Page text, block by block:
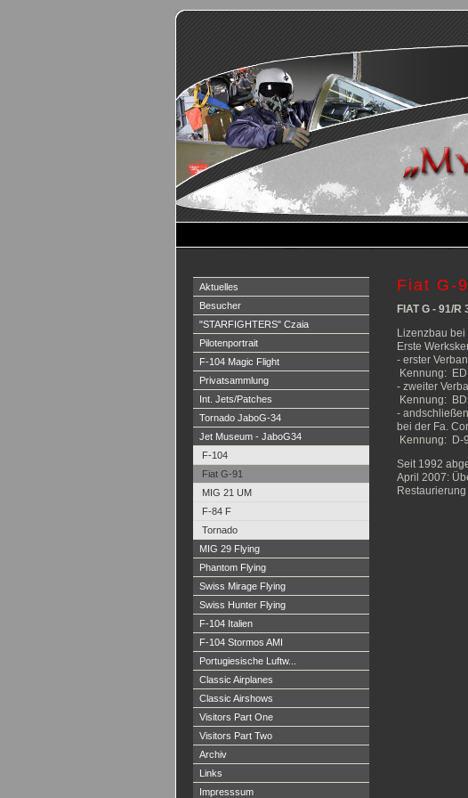
Aktuelles
Besucher
"STARFIGHTERS" Czaia
Pilotenportrait
F-104 Magic Flight
Privatsammlung
Int. Jets/Patches
Tornado JaboG-34
Jet Museum - JaboG34
F-104
Fiat G-91
MIG 21 UM
F-84 F
Tornado
MIG 29 Flying
Phantom Flying
Swiss Mirage Flying
Swiss Hunter Flying
F-104 Italien
F-104 Stormos AMI
Portugiesische Luftw...
Classic Airplanes
Classic Airshows
Visitors Part One
Visitors Part Two
Archiv
Links
Impresssum
Fiat G-
FIAT G - 91/R
Lizenzbau
Erste
- erster
Kennung:
- zweiter
Kennung:
-
bei der Fa.
Kennung: D-
Seit 1992
April 2007: